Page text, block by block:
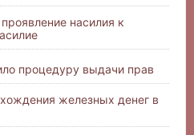
насилия к
процедуру выдачи прав
железных денег в